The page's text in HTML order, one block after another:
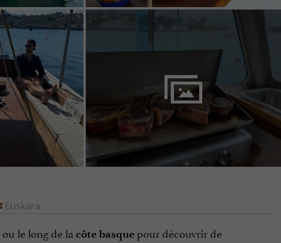
ou le long de la côte basquepour découvrir de
Euskara